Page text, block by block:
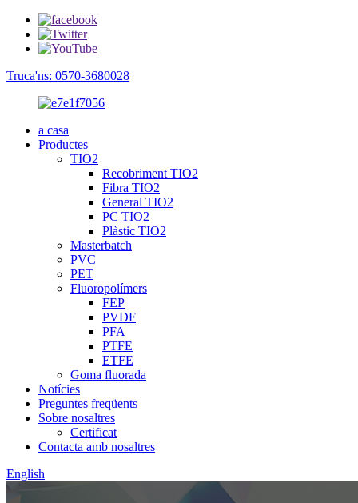
Truca'ns: 0570-3680028
a casa
Productes
TIO2
Recobriment TIO2
Fibra TIO2
General TIO2
PC TIO2
Plàstic TIO2
Masterbatch
PVC
PET
Fluoropolímers
FEP
PVDF
PFA
PTFE
ETFE
Goma fluorada
Notícies
Preguntes freqüents
Sobre nosaltres
Certificat
Contacta amb nosaltres
English